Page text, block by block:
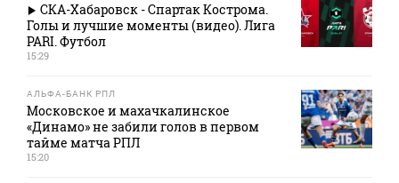
СКА-Хабаровск - Спартак Кострома.
Голы и лучшие моменты (видео). Лига
PARI. Футбол
15:29
АЛЬФА-БАНК РПЛ
Московское и махачкалинское
«Динамо» не забили голов в первом
тайме матча РПЛ
15:20